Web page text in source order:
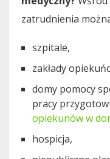
zatrudnienia
szpitale,
zakłady
domy pomocy
pracy
opiekunów w
hospicja,